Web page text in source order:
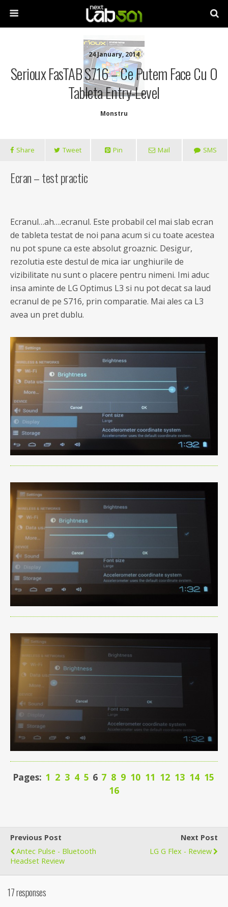
24 January, 2014
Serioux FasTAB S716 – Ce Putem Face Cu O
Tableta Entry-Level
Monstru
Share Tweet Pin Mail SMS
Ecran – test practic
Ecranul…ah….ecranul. Este probabil cel mai slab ecran
de tableta testat de noi pana acum si cu toate acestea
nu pot spune ca este absolut groaznic. Desigur,
rezolutia este destul de mica iar unghiurile de
vizibilitate nu sunt o placere pentru nimeni. Imi aduc
insa aminte de LG Optimus L3 si nu pot decat sa laud
ecranul de pe S716, prin comparatie. Mai ales ca L3
avea un pret dublu.
Pages: 1 2 3 4 5 6 7 8 9 10 11 12 13 14 15
16
Previous Post
Antec Pulse - Bluetooth
Headset Review
Next Post
LG G Flex - Review
17 responses